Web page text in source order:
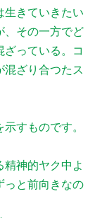
生きていきたい
、その一方でど
ざっている。コ
混ざり合つたス
すものです。
精神的ヤク中よ
っと前向きなの